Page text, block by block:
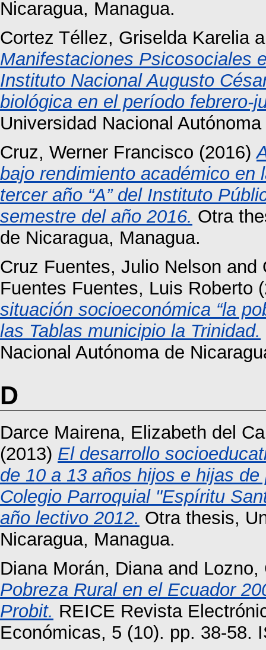
Nicaragua, Managua.
Cortez Téllez, Griselda Karelia
Manifestaciones Psicosociales
Instituto Nacional Augusto
biológica en el período febrero-
Universidad Nacional
Cruz, Werner Francisco (2016)
bajo rendimiento académico en
tercer año “A” del Instituto
semestre del año 2016. Otra
de Nicaragua, Managua.
Cruz Fuentes, Julio Nelson and
Fuentes Fuentes, Luis Roberto
situación socioeconómica “la
las Tablas municipio la Trinidad.
Nacional Autónoma de
D
Darce Mairena, Elizabeth del
(2013) El desarrollo
de 10 a 13 años hijos e hijas
Colegio Parroquial "Espíritu
año lectivo 2012. Otra thesis,
Nicaragua, Managua.
Diana Morán, Dianaand Lozno,
Pobreza Rural en el Ecuador
Probit. REICE Revista
Económicas, 5 (10). pp. 38-58.